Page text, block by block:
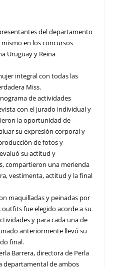
del departamento
en los concursos
Uruguay y Reina
integral con todas las
Miss.
de actividades
con el jurado individual y
la oportunidad de
su expresión corporal y
de fotos y
su actitud y
compartieron una merienda
vestimenta, actitud y la final
maquilladas y peinadas por
outfits fue elegido acorde a su
y para cada una de
anteriormente llevó su
final.
Barrera, directora de Perla
departamental de ambos